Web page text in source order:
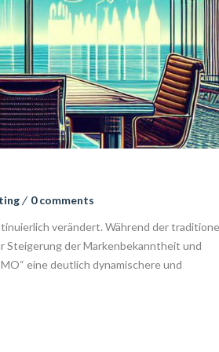
0 comment
verändert. Während der
Steigerung der Markenbekanntheit und
eine deutlich dynamischere und